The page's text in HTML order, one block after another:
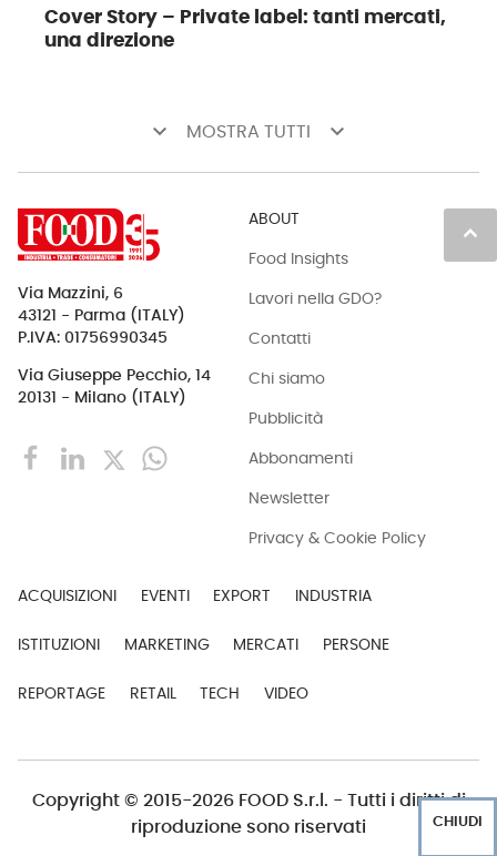
Cover Story – Private label: tanti mercati,
una direzione
keyboard_arrow_down MOSTRA TUTTI keyboard_arrow_down
keyboard_arrow_up
Via Mazzini, 6
43121 - Parma (ITALY)
P.IVA: 01756990345
Via Giuseppe Pecchio, 14
20131 - Milano (ITALY)
ABOUT
Food Insights
Lavori nella GDO?
Contatti
Chi siamo
Pubblicità
Abbonamenti
Newsletter
Privacy & Cookie Policy
ACQUISIZIONI EVENTI EXPORT INDUSTRIA
ISTITUZIONI MARKETING MERCATI PERSONE
REPORTAGE RETAIL TECH VIDEO
Copyright © 2015-2026 FOOD S.r.l. - Tutti i diritti di
riproduzione sono riservati
CHIUDI